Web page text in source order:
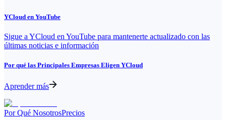
YCloud en YouTube
Sigue a YCloud en YouTube para mantenerte actualizado con las
últimas noticias e información
Por qué las Principales Empresas Eligen YCloud
Aprender más
Por Qué NosotrosPrecios